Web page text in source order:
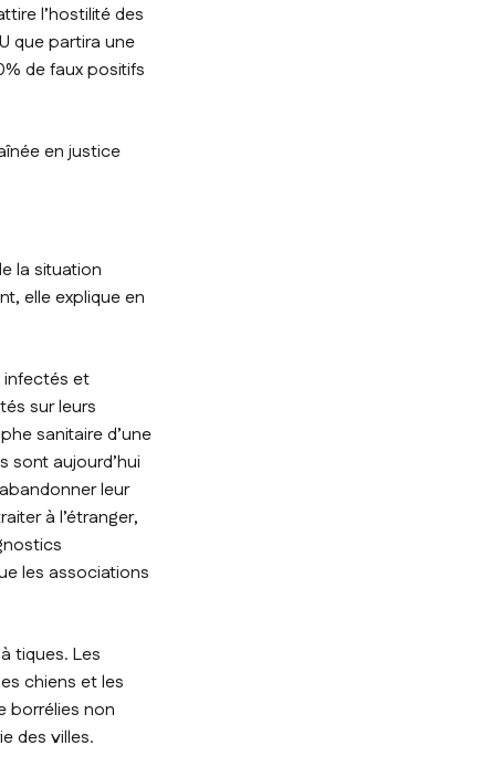
l’hostilité des
que partira une
de faux positifs
en justice
la situation
elle explique en
infectés et
sur leurs
sanitaire d’une
sont aujourd’hui
leur
à l’étranger,
les associations
tiques. Les
chiens et les
borrélies non
des villes.